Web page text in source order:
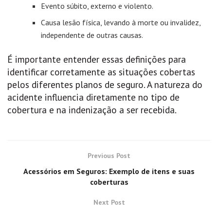
Evento súbito, externo e violento.
Causa lesão física, levando à morte ou invalidez,
independente de outras causas.
É importante entender essas definições para
identificar corretamente as situações cobertas
pelos diferentes planos de seguro. A natureza do
acidente influencia diretamente no tipo de
cobertura e na indenização a ser recebida.
Previous Post
Acessórios em Seguros: Exemplo de itens e suas
coberturas
Next Post